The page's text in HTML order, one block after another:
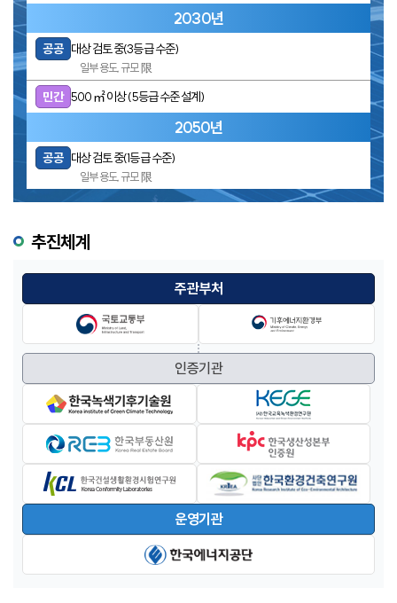
2030년
공공 대상 검토 중(3등급 수준)
일부 용도, 규모 限
민간 500 ㎡ 이상(5등급 수준 설계)
2050년
공공 대상 검토 중(1등급 수준)
일부 용도, 규모 限
추진체계
주관부처
인증기관
운영기관